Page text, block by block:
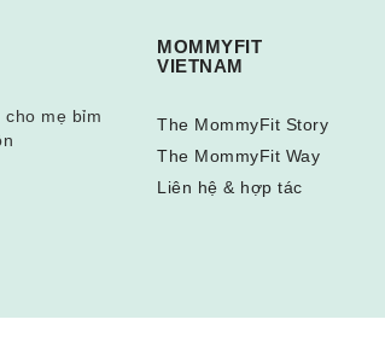
mẹ bỉm
MOMMYFIT
VIETNAM
The MommyFit Story
The MommyFit Way
Liên hệ & hợp tác